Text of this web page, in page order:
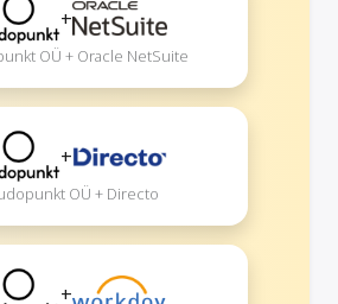
+
OÜ + Oracle NetSuite
+
OÜ + Directo
+